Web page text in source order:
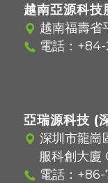
越南亞源科技
越南福壽省
電話： +84-
亞瑞源科技 (
深圳市龍崗
服科創大廈
電話：